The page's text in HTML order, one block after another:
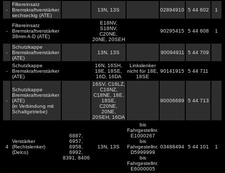
-
Filtereinsatz
Bremskraftverstärker
sechseckig (ATE)
13N, 13S 02894910 5 44 602 1
-
Filtereinsatz
Bremskraftverstärker
38mm A-D (ATE)
E18NV,
S18NV,
C20NE,
20NE, 20SEH
90295415 5 44 608 1
-
Schutzkappe
Bremskraftverstärker
(ATE)
13N, 13S 90094911 5 44 709
-
Schutzkappe
Bremskraftverstärker
(ATE)
16N, 16SH,
18E, 18SE,
16D, 16DA
Linkslenker
nicht für 18E,
18SE
90141915 5 44 711
-
Schutzkappe
Bremskraftverstärker
(ATE)
(in Verbindung mit
Schaltgetriebe)
16SV, C16LZ,
C16NZ,
C18NE, 18E,
18SE,
C20NE,
20NE,
20SEH, 16DA
90006689 5 44 713
4
Verstärker
(Rechtslenker)
(Delco)
6887,
6957,
6958,
6992,
8391, 8406
13N, 13S
bis
Fahrgestellnr.
E1000267
bis
Fahrgestellnr.
D5999999
bis
Fahrgestellnr.
E6000005
03488494 5 44 101 1